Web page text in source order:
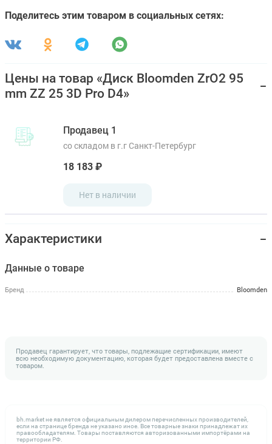
Поделитесь этим товаром в социальных сетях:
Цены на товар «Диск Bloomden ZrO2 95
mm ZZ 25 3D Pro D4»
Продавец 1
со складом в г.г Санкт-Петербург
18 183 ₽
Нет в наличии
Характеристики
Данные о товаре
Бренд Bloomden
Продавец гарантирует, что товары, подлежащие сертификации, имеют
всю необходимую документацию, которая будет предоставлена вместе с
товаром.
bh.market не является официальным дилером перечисленных производителей,
если на странице бренда не указано иное. Все товарные знаки принадлежат их
правообладателям. Товары поставляются авторизованными импортёрами на
территории РФ.